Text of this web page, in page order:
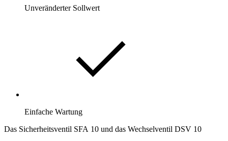
Unveränderter Sollwert
Einfache Wartung
Das Sicherheitsventil SFA 10 und das Wechselventil DSV 10